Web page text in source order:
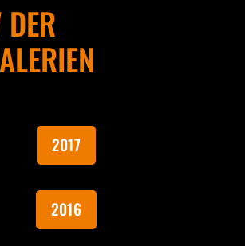
2017
2016